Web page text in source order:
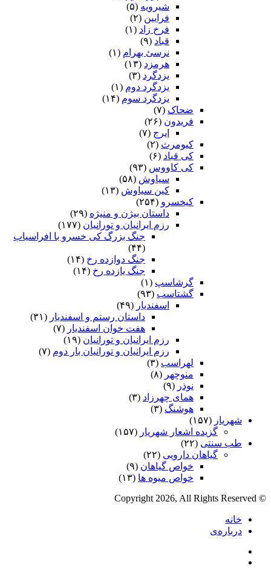
شیرویه (۵)
فرایین (۲)
فرخ زاد (۱)
قباد (۹)
نرسئ بهرام‏ (۱)
هرمزد (۱۳)
یزدگرد (۳)
یزدگرد دوم (۱)
یزدگرد سوم (۱۴)
ضحاک (۷)
فریدون (۲۶)
ایرج (۷)
کیومرث (۲)
کی قباد (۶)
کی کاووس (۹۳)
سیاوش (۵۸)
کین سیاوش (۱۳)
کیخسرو (۲۵۴)
داستان بیژن و منیژه (۲۹)
رزم ایرانیان و تورانیان (۱۷۷)
جنگ بزرگ کی خسرو با افراسیاب
(۴۴)
جنگ دوازده رخ (۱۴)
جنگ یازده رخ (۱۴)
گرشاسپ (۱)
گشتاسب (۹۳)
اسفندیار (۴۹)
داستان رستم و اسفندیار (۳۱)
هفت خوان اسفندیار (۷)
رزم ایرانیان و تورانیان (۱۹)
رزم ایرانیان و تورانیان بار دوم (۷)
لهراسب (۳)
منوچهر (۸)
نوذر (۹)
هماى چهرزاد (۳)
هوشنگ (۳)
شهریار (۱۵۷)
گزیده اشعار شهریار (۱۵۷)
طب سنتی (۲۲)
گیاهان دارویی (۲۲)
خواص گیاهان (۹)
خواص میوه ها (۱۳)
© Copyright 2026, All Rights Reserved
خانه
درباره‌ی